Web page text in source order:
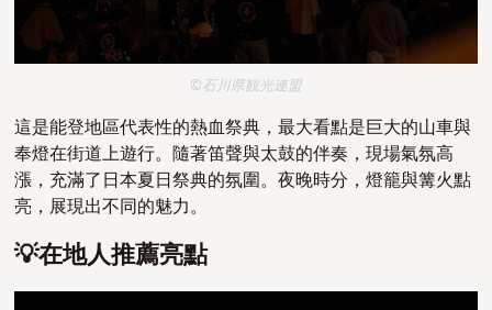
©石川県観光連盟
這是能登地區代表性的熱血祭典，最大看點是巨大的山車與
奉燈在街道上遊行。隨著笛聲與太鼓的伴奏，現場氣氛高
漲，充滿了日本夏日祭典的氛圍。夜晚時分，燈籠與篝火點
亮，展現出不同的魅力。
💡在地人推薦亮點